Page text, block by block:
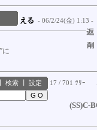
える - 06/2/24(金) 1:13 -
に
検索 設定 17 / 701 ﾂﾘｰ
(SS)C-